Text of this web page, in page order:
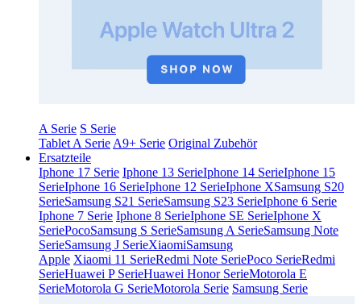
A Serie S Serie
Tablet A Serie A9+ Serie Original Zubehör
Ersatzteile
Iphone 17 Serie Iphone 13 SerieIphone 14 SerieIphone 15
SerieIphone 16 SerieIphone 12 SerieIphone XSamsung S20
SerieSamsung S21 SerieSamsung S23 SerieIphone 6 Serie
Iphone 7 Serie Iphone 8 SerieIphone SE SerieIphone X
SeriePocoSamsung S SerieSamsung A SerieSamsung Note
SerieSamsung J SerieXiaomiSamsung
Apple Xiaomi 11 SerieRedmi Note SeriePoco SerieRedmi
SerieHuawei P SerieHuawei Honor SerieMotorola E
SerieMotorola G SerieMotorola Serie Samsung Serie